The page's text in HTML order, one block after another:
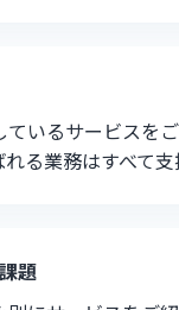
いるサービスを
る業務はすべて支
題